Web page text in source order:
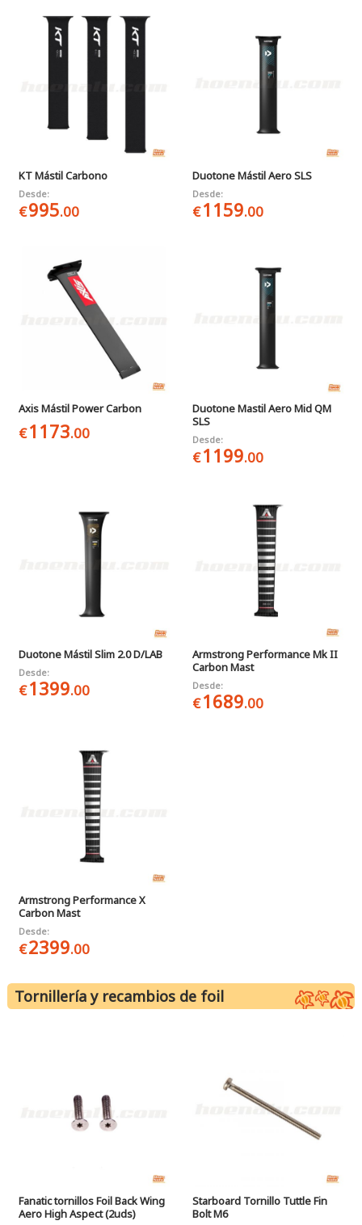
KT Mástil Carbono
Desde:
€995.00
Duotone Mástil Aero SLS
Desde:
€1159.00
Axis Mástil Power Carbon
€1173.00
Duotone Mastil Aero Mid QM
SLS
Desde:
€1199.00
Duotone Mástil Slim 2.0 D/LAB
Desde:
€1399.00
Armstrong Performance Mk II
Carbon Mast
Desde:
€1689.00
Armstrong Performance X
Carbon Mast
Desde:
€2399.00
Tornillería y recambios de foil
Fanatic tornillos Foil Back Wing
Aero High Aspect (2uds)
Starboard Tornillo Tuttle Fin
Bolt M6